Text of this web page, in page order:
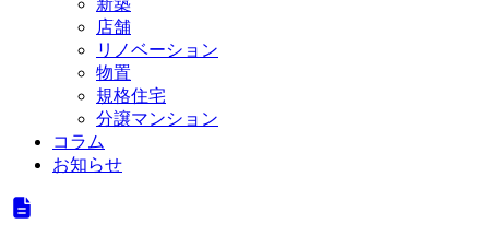
新築
店舗
リノベーション
物置
規格住宅
分譲マンション
コラム
お知らせ